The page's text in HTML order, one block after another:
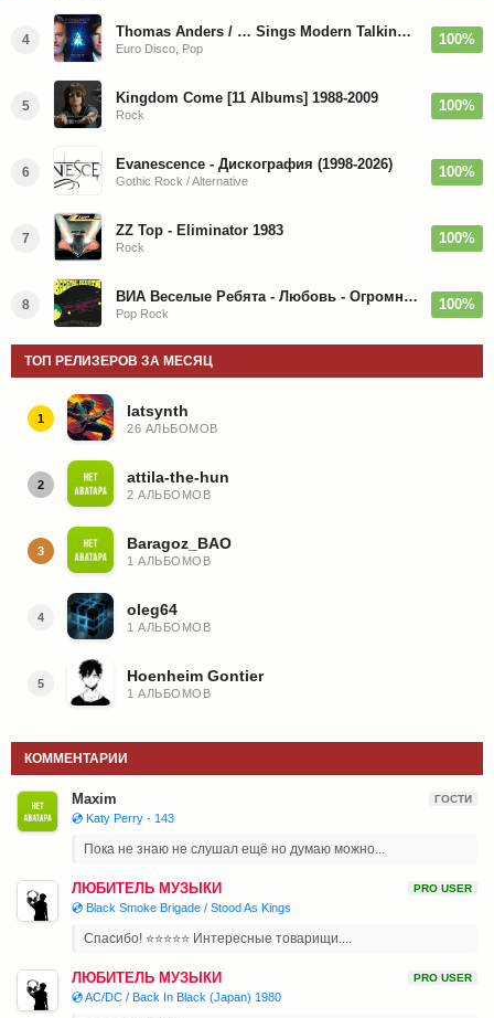
4 Thomas Anders / … Sings Modern Talking: The Best hi-res
Euro Disco, Pop
100%
5 Kingdom Come [11 Albums] 1988-2009
Rock
100%
6 Evanescence - Дискография (1998-2026)
Gothic Rock / Alternative
100%
7 ZZ Top - Eliminator 1983
Rock
100%
8 ВИА Веселые Ребята - Любовь - Огромная Страна - 1974/2026
Pop Rock
100%
ТОП РЕЛИЗЕРОВ ЗА МЕСЯЦ
1 latsynth
26 АЛЬБОМОВ
2 attila-the-hun
2 АЛЬБОМОВ
3 Baragoz_BAO
1 АЛЬБОМОВ
4 oleg64
1 АЛЬБОМОВ
5 Hoenheim Gontier
1 АЛЬБОМОВ
КОММЕНТАРИИ
Maxim ГОСТИ
💿 Katy Perry - 143
Пока не знаю не слушал ещё но думаю можно...
ЛЮБИТЕЛЬ МУЗЫКИ PRO USER
💿 Black Smoke Brigade / Stood As Kings
Спасибо! ⭐⭐⭐⭐⭐ Интересные товарищи....
ЛЮБИТЕЛЬ МУЗЫКИ PRO USER
💿 AC/DC / Back In Black (Japan) 1980